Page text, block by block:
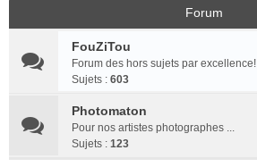
Forum
FouZiTou
Forum des hors sujets par excellence!
Sujets : 603
Photomaton
Pour nos artistes photographes ...
Sujets : 123